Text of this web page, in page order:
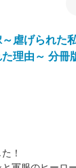
虐げられた
理由～ 分冊
！